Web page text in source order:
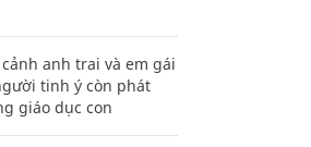
anh trai và em gái
tinh ý còn phát
giáo dục con